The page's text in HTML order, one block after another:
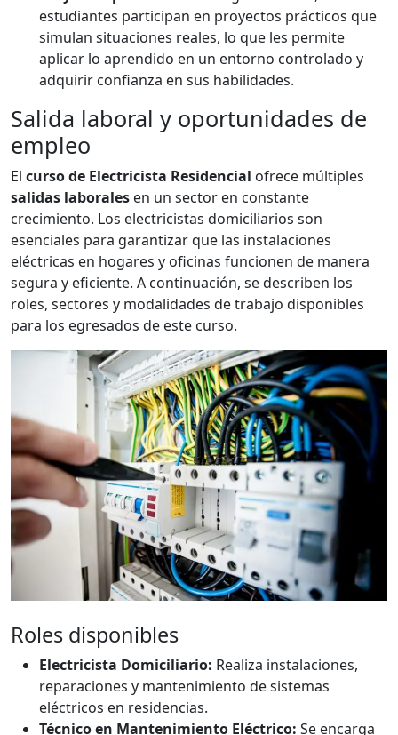
estudiantes participan en proyectos prácticos que
simulan situaciones reales, lo que les permite
aplicar lo aprendido en un entorno controlado y
adquirir confianza en sus habilidades.
Salida laboral y oportunidades de
empleo
El curso de Electricista Residencial ofrece múltiples
salidas laborales en un sector en constante
crecimiento. Los electricistas domiciliarios son
esenciales para garantizar que las instalaciones
eléctricas en hogares y oficinas funcionen de manera
segura y eficiente. A continuación, se describen los
roles, sectores y modalidades de trabajo disponibles
para los egresados de este curso.
Roles disponibles
Electricista Domiciliario: Realiza instalaciones,
reparaciones y mantenimiento de sistemas
eléctricos en residencias.
Técnico en Mantenimiento Eléctrico: Se encarga